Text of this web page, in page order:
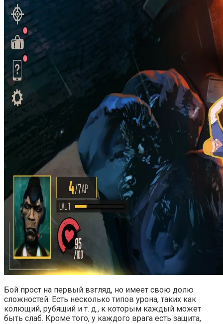
Бой прост на первый взгляд, но имеет свою долю
сложностей. Есть несколько типов урона, таких как
колющий, рубящий и т. д., к которым каждый может
быть слаб. Кроме того, у каждого врага есть защита,